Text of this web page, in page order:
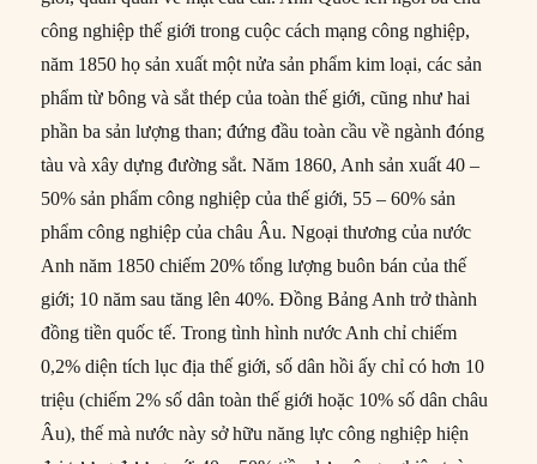
công nghiệp thế giới trong cuộc cách mạng công nghiệp,
năm 1850 họ sản xuất một nửa sản phẩm kim loại, các sản
phẩm từ bông và sắt thép của toàn thế giới, cũng như hai
phần ba sản lượng than; đứng đầu toàn cầu về ngành đóng
tàu và xây dựng đường sắt. Năm 1860, Anh sản xuất 40 –
50% sản phẩm công nghiệp của thế giới, 55 – 60% sản
phẩm công nghiệp của châu Âu. Ngoại thương của nước
Anh năm 1850 chiếm 20% tổng lượng buôn bán của thế
giới; 10 năm sau tăng lên 40%. Đồng Bảng Anh trở thành
đồng tiền quốc tế. Trong tình hình nước Anh chỉ chiếm
0,2% diện tích lục địa thế giới, số dân hồi ấy chỉ có hơn 10
triệu (chiếm 2% số dân toàn thế giới hoặc 10% số dân châu
Âu), thế mà nước này sở hữu năng lực công nghiệp hiện